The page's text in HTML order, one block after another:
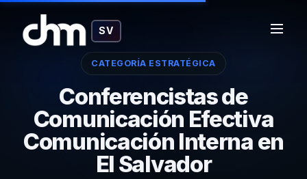
SV
CATEGORÍA ESTRATÉGICA
Conferencistas de
Comunicación Efectiva
Comunicación Interna en
El Salvador